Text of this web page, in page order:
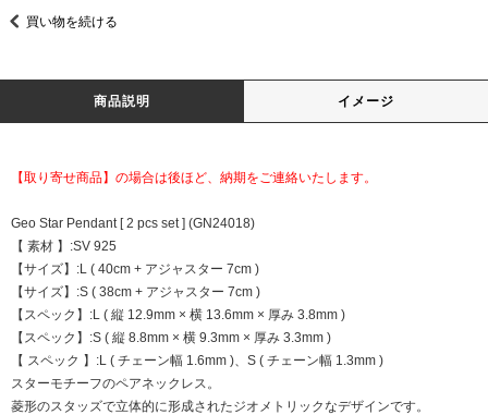
買い物を続ける
商品説明 イメージ
【取り寄せ商品】の場合は後ほど、納期をご連絡いたします。
Geo Star Pendant [ 2 pcs set ] (GN24018)
【 素材 】:SV 925
【サイズ】:L ( 40cm + アジャスター 7cm )
【サイズ】:S ( 38cm + アジャスター 7cm )
【スペック】:L ( 縦 12.9mm × 横 13.6mm × 厚み 3.8mm )
【スペック】:S ( 縦 8.8mm × 横 9.3mm × 厚み 3.3mm )
【 スペック 】:L ( チェーン幅 1.6mm )、S ( チェーン幅 1.3mm )
スターモチーフのペアネックレス。
菱形のスタッズで立体的に形成されたジオメトリックなデザインです。